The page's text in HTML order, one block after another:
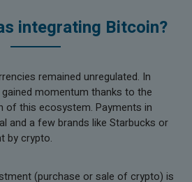
integrating Bitcoin?
remained unregulated. In
momentum thanks to the
of this ecosystem. Payments in
and a few brands like Starbucks or
by crypto.
(purchase or sale of crypto) is